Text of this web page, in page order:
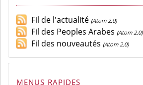
Fil de l'actualité (Atom 2.0)
Fil des Peoples Arabes (Atom 2.0)
Fil des nouveautés (Atom 2.0)
MENUS RAPIDES